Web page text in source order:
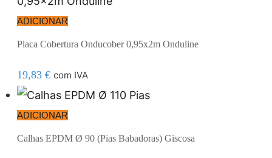
ADICIONAR
Placa Cobertura Onducober 0,95x2m Onduline
19,83 € com IVA
ADICIONAR
Calhas EPDM Ø 90 (Pias Babadoras) Giscosa